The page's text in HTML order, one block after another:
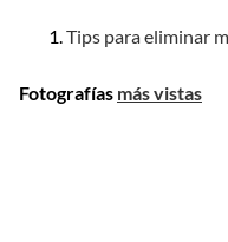
Tips para eliminar
Fotografías más vistas